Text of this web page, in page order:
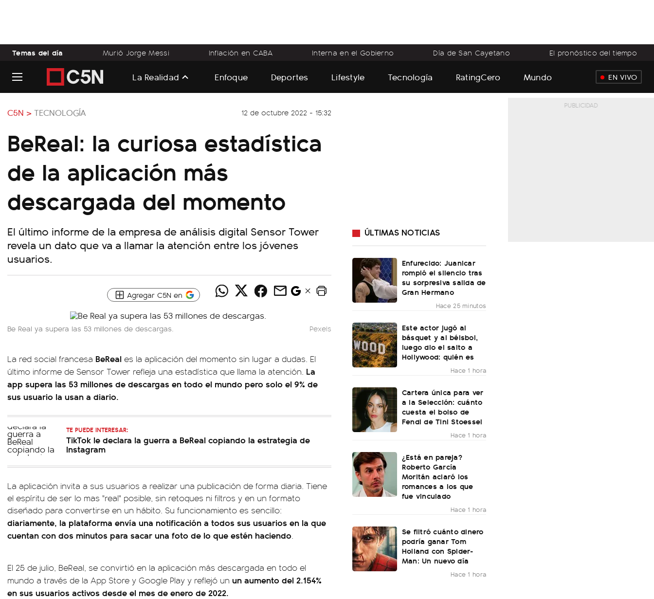
Temas del día Murió Jorge Messi Inflación en CABA Interna en el Gobierno Día de San Cayetano El pronóstico del tiempo
La Realidad Enfoque Deportes Lifestyle Tecnología RatingCero Mundo EN VIVO
C5N > TECNOLOGÍA 12 de octubre 2022 - 15:32
BeReal: la curiosa estadística
de la aplicación más
descargada del momento
El último informe de la empresa de análisis digital Sensor Tower
revela un dato que va a llamar la atención entre los jóvenes
usuarios.
Agregar C5N en
Be Real ya supera las 53 millones de descargas. Pexels
La red social francesa BeReal es la aplicación del momento sin lugar a dudas. El
último informe de Sensor Tower refleja una estadística que llama la atención. La
app supera las 53 millones de descargas en todo el mundo pero solo el 9% de
sus usuario la usan a diario.
TE PUEDE INTERESAR:
TikTok le declara la guerra a BeReal copiando la estrategia de
Instagram
La aplicación invita a sus usuarios a realizar una publicación de forma diaria. Tiene
el espíritu de ser lo mas "real" posible, sin retoques ni filtros y en un formato
diseñado para convertirse en un hábito. Su funcionamiento es sencillo:
diariamente, la plataforma envía una notificación a todos sus usuarios en la que
cuentan con dos minutos para sacar una foto de lo que estén haciendo.
El 25 de julio, BeReal, se convirtió en la aplicación más descargada en todo el
mundo a través de la App Store y Google Play y reflejó un un aumento del 2.154%
en sus usuarios activos desde el mes de enero de 2022.
ÚLTIMAS NOTICIAS
Enfurecido: Juanicar
rompió el silencio tras
su sorpresiva salida de
Gran Hermano
Hace 25 minutos
Este actor jugó al
básquet y al béisbol,
luego dio el salto a
Hollywood: quién es
Hace 1 hora
Cartera única para ver
a la Selección: cuánto
cuesta el bolso de
Fendi de Tini Stoessel
Hace 1 hora
¿Está en pareja?
Roberto García
Moritán aclaró los
romances a los que
fue vinculado
Hace 1 hora
Se filtró cuánto dinero
podría ganar Tom
Holland con Spider-
Man: Un nuevo día
Hace 1 hora